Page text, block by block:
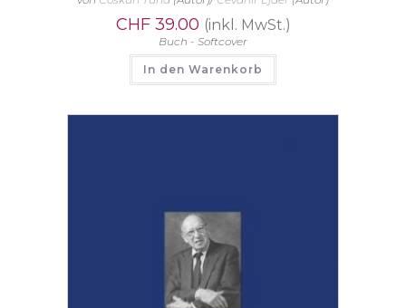
CHF39.00 (inkl. MwSt.)
Buch - Softcover
In den Warenkorb